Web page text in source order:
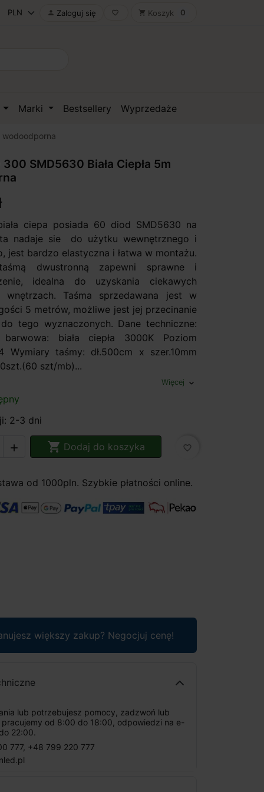
 Zaloguj się favorite_border shopping_cart Koszyk 0
Marki Bestsellery Wyprzedaże
wodoodporna
300 SMD5630 Biała Ciepła 5m
ciepa posiada 60 diod SMD5630 na
ta nadaje sie do użytku wewnętrznego i
jest bardzo elastyczna i łatwa w montażu.
dwustronną zapewni sprawne i
idealna do uzyskania ciekawych
wnętrzach. Taśma sprzedawana jest w
5 metrów, możliwe jest jej przecinanie
tego wyznaczonych. Dane techniczne:
barwowa: biała ciepła 3000K Poziom
Wymiary taśmy: dł.500cm x szer.10mm
szt/mb)...
Więcej expand_more
2-3 dni
  Dodaj do koszyka favorite_border
od 1000pln. Szybkie płatności online.
większy zakup? Negocjuj cenę!
lub potrzebujesz pomocy, zadzwoń lub
pracujemy od 8:00 do 18:00, odpowiedzi na e-
22:00.
777, +48 799 220 777